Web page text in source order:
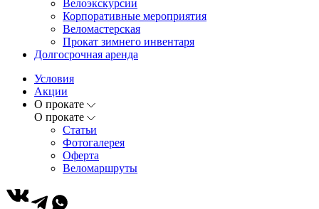
Велоэкскурсии
Корпоративные мероприятия
Веломастерская
Прокат зимнего инвентаря
Долгосрочная аренда
Условия
Акции
О прокате
О прокате
Статьи
Фотогалерея
Оферта
Веломаршруты